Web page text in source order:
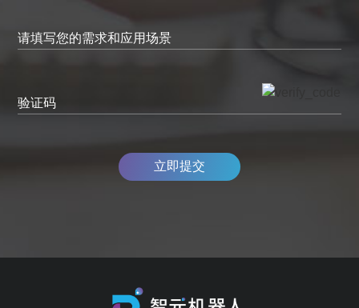
请填写您的需求和应用场景
验证码
立即提交